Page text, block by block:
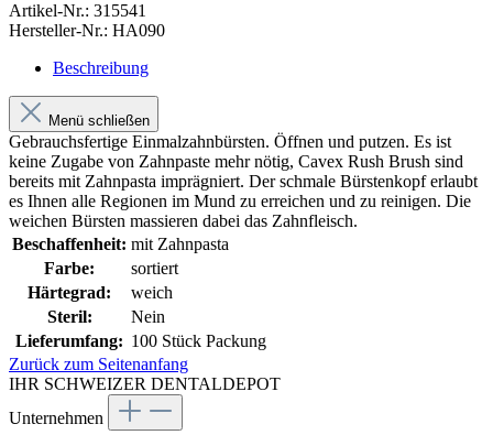
Artikel-Nr.: 315541
Hersteller-Nr.: HA090
Beschreibung
Menü schließen
Gebrauchsfertige Einmalzahnbürsten. Öffnen und putzen. Es ist
keine Zugabe von Zahnpaste mehr nötig, Cavex Rush Brush sind
bereits mit Zahnpasta imprägniert. Der schmale Bürstenkopf erlaubt
es Ihnen alle Regionen im Mund zu erreichen und zu reinigen. Die
weichen Bürsten massieren dabei das Zahnfleisch.
Beschaffenheit: mit Zahnpasta
Farbe:
sortiert
Härtegrad:
weich
Steril:
Nein
Lieferumfang: 100 Stück Packung
Zurück zum Seitenanfang
IHR SCHWEIZER DENTALDEPOT
Unternehmen